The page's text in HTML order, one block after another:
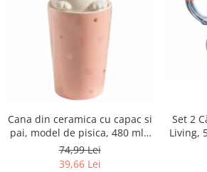
Fiare de calcat si masini de cusut
Ingrijire Locuinta
Purificatoare de aer
Ceasuri dama
Cutii, curele si accesorii ceasuri
Genti si accesorii barbati
Cana din ceramica cu capac si
pai, model de pisica, 480 ml -
RESIGILAT
74,99 Lei
39,66 Lei
Set 2
Living,